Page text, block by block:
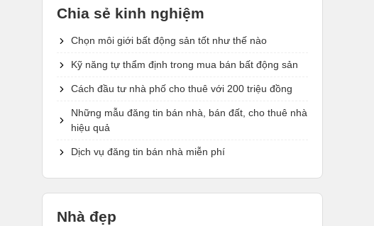
Chia sẻ kinh nghiệm
Chọn môi giới bất động sản tốt như thế nào
Kỹ năng tự thẩm định trong mua bán bất động sản
Cách đầu tư nhà phố cho thuê với 200 triệu đồng
Những mẫu đăng tin bán nhà, bán đất, cho thuê nhà
hiệu quả
Dịch vụ đăng tin bán nhà miễn phí
Nhà đẹp